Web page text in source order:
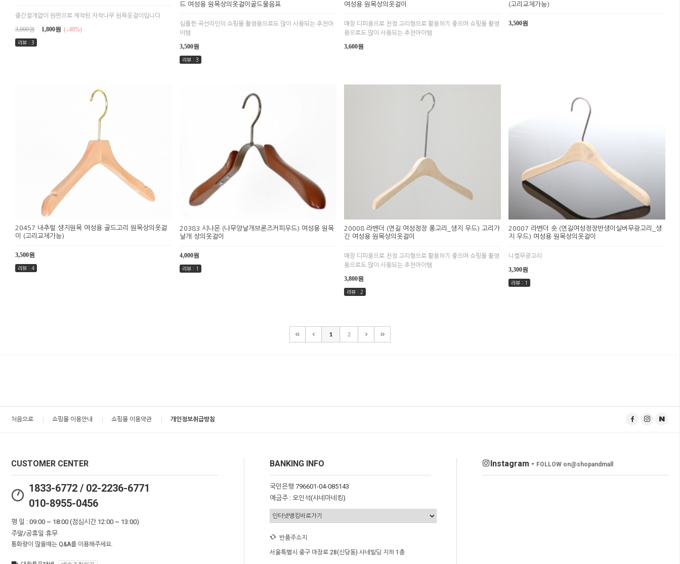
중간절개없이 원판으로 제작된 자작나무 원목옷걸이입니다
3,000원 1,800원 (↓40%)
리뷰 : 3
드 여성용 원목상의옷걸이골드물음표
심플한 곡선라인의 쇼핑몰 촬영용으로도 많이 사용되는 추천아
이템
3,500원
리뷰 : 3
여성용 원목상의옷걸이
매장 디피용으로 천정 고리형으로 활용하기 좋으며 쇼핑몰 촬영
용으로도 많이 사용되는 추천아이템
3,600원
(고리교체가능)
3,500원
20457 내추럴 생지원목 여성용 골드고리 원목상의옷걸
이 (고리교체가능)
3,500원
리뷰 : 4
20383 시나몬 (나무양날개브론즈커피우드) 여성용 원목
날개 상의옷걸이
4,000원
리뷰 : 1
20008 라벤더 (연길 여성정장 롱고리_생지 우드) 고리가
긴 여성용 원목상의옷걸이
매장 디피용으로 천정 고리형으로 활용하기 좋으며 쇼핑몰 촬영
용으로도 많이 사용되는 추천아이템
3,800원
리뷰 : 2
20007 라벤더 숏 (연길여성정장반생이실버무광고리_생
지 우드) 여성용 원목상의옷걸이
니켈무광고리
3,300원
리뷰 : 1
1 2
처음으로 쇼핑몰 이용안내 쇼핑몰 이용약관 개인정보취급방침
CUSTOMER CENTER
1833-6772 / 02-2236-6771
010-8955-0456
평 일 : 09:00 ~ 18:00 (점심시간 12:00 ~ 13:00)
주말/공휴일 휴무
통화량이 많을때는 Q&A를 이용해주세요.
BANKING INFO
국민은행 796601-04-085143
예금주 : 오인석(샤네마네킹)
반품주소지
서울특별시 중구 마장로 28(신당동) 샤네빌딩 지하 1층
Instagram - FOLLOW on@shopandmall